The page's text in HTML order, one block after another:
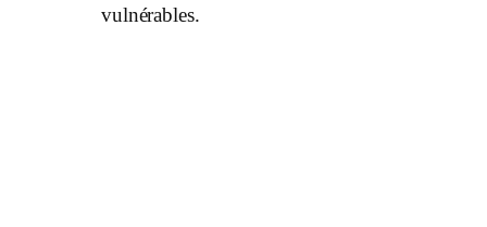
vulnérables.